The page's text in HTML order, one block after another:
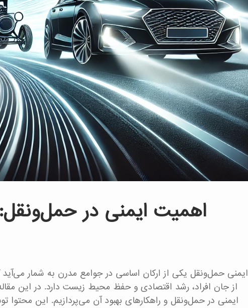
اهمیت ایمنی در
ایمنی حمل‌ونقل یکی از ارکان اساسی در جوامع مدرن به شمار
از جان افراد، رشد اقتصادی و حفظ محیط زیست دارد. در این
ایمنی در حمل‌ونقل و راهکارهای بهبود آن می‌پردازیم. این